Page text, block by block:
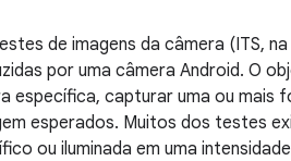
de imagens da câmera (ITS,
por uma câmera Android. O
específica, capturar uma ou
esperados. Muitos dos testes
ou iluminada em uma